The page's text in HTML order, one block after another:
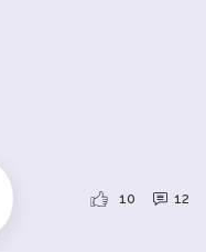
10 12